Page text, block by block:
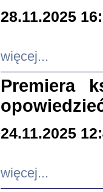
28.11.2025
więcej...
Premiera
24.11.2025
więcej...